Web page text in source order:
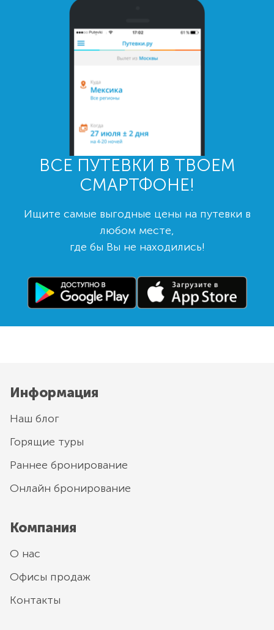
ВСЕ ПУТЕВКИ В ТВОЕМ
СМАРТФОНЕ!
Ищите самые выгодные цены на путевки в
любом месте,
где бы Вы не находились!
Информация
Наш блог
Горящие туры
Раннее бронирование
Онлайн бронирование
Компания
О нас
Офисы продаж
Контакты